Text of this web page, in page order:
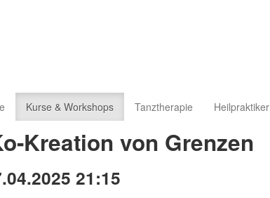
Kurse & Workshops Tanztherapie Heilpraktiker
Kreation von Grenzen
21:15